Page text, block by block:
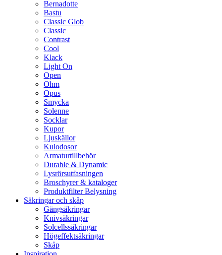
Bernadotte
Bastu
Classic Glob
Classic
Contrast
Cool
Klack
Light On
Open
Ohm
Opus
Smycka
Solenne
Socklar
Kupor
Ljuskällor
Kulodosor
Armaturtillbehör
Durable & Dynamic
Lysrörsutfasningen
Broschyrer & kataloger
Produktfilter Belysning
Säkringar och skåp
Gängsäkringar
Knivsäkringar
Solcellssäkringar
Högeffektsäkringar
Skåp